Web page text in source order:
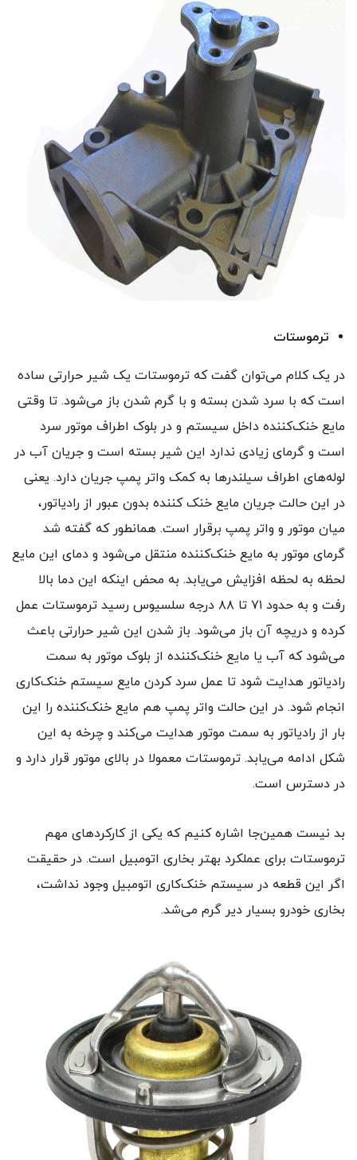
ترموستات
در یک کلام می‌توان گفت که ترموستات یک شیر حرارتی ساده
است که با سرد شدن بسته و با گرم شدن باز می‌شود. تا وقتی
مایع خنک‌کننده داخل سیستم و در بلوک اطراف موتور سرد
است و گرمای زیادی ندارد این شیر بسته است و جریان آب در
لوله‌های اطراف سیلندرها به کمک واتر پمپ جریان دارد. یعنی
در این حالت جریان مایع خنک کننده بدون عبور از رادیاتور،
میان موتور و واتر پمپ برقرار است. همانطور که گفته شد
گرمای موتور به مایع خنک‌کننده منتقل می‌شود و دمای این مایع
لحظه به لحظه افزایش می‌یابد. به محض اینکه این دما بالا
رفت و به حدود ۷۱ تا ۸۸ درجه سلسیوس رسید ترموستات عمل
کرده و دریچه آن باز می‌شود. باز شدن این شیر حرارتی باعث
می‌شود که آب یا مایع خنک‌کننده از بلوک موتور به سمت
رادیاتور هدایت شود تا عمل سرد کردن مایع سیستم خنک‌‌کاری
انجام شود. در این حالت واتر پمپ هم مایع خنک‌کننده را این
بار از رادیاتور به سمت موتور هدایت می‌کند و چرخه به این
شکل ادامه می‌یابد. ترموستات معمولا در بالای موتور قرار دارد و
در دسترس است.
بد نیست همین‌جا اشاره کنیم که یکی از کارکردهای مهم
ترموستات برای عملکرد بهتر بخاری اتومبیل است. در حقیقت
اگر این قطعه در سیستم خنک‌کاری اتومبیل وجود نداشت،
بخاری خودرو بسیار دیر گرم می‌شد.